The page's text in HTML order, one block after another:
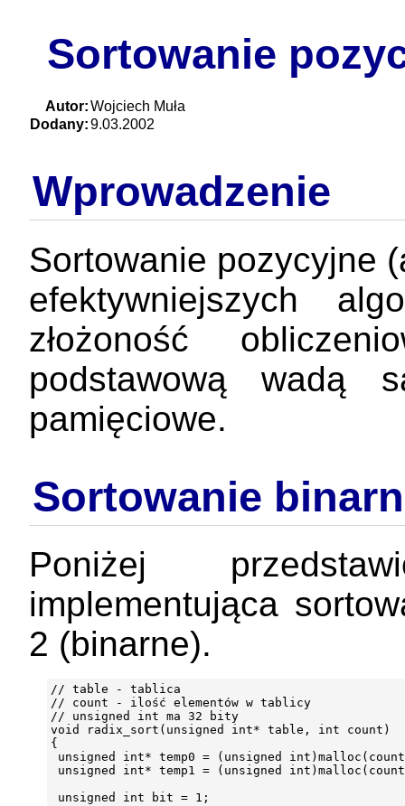
Sortowanie
Autor:Wojciech Muła
Dodany:9.03.2002
Wprowadzenie
Sortowanie pozycyjne
efektywniejszych
złożoność
podstawową wadą
pamięciowe.
Sortowanie
Poniżej
implementująca
2 (binarne).
// table - tablica
// count - ilość elementów w tablicy
// unsigned int ma 32 bity
void radix_sort(unsigned int* table, int count)
{
unsigned int* temp0 = (unsigned
unsigned int* temp1 = (unsigned
unsigned int bit = 1;